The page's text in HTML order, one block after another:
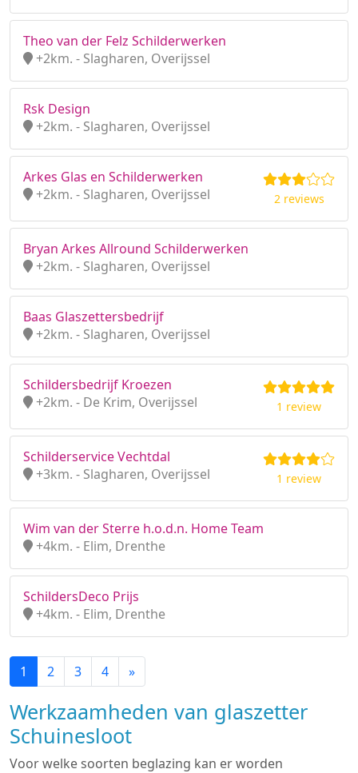
Theo van der Felz Schilderwerken
+2km. - Slagharen, Overijssel
Rsk Design
+2km. - Slagharen, Overijssel
Arkes Glas en Schilderwerken
+2km. - Slagharen, Overijssel
2 reviews
Bryan Arkes Allround Schilderwerken
+2km. - Slagharen, Overijssel
Baas Glaszettersbedrijf
+2km. - Slagharen, Overijssel
Schildersbedrijf Kroezen
+2km. - De Krim, Overijssel
1 review
Schilderservice Vechtdal
+3km. - Slagharen, Overijssel
1 review
Wim van der Sterre h.o.d.n. Home Team
+4km. - Elim, Drenthe
SchildersDeco Prijs
+4km. - Elim, Drenthe
1 2 3 4 »
Werkzaamheden van glaszetter
Schuinesloot
Voor welke soorten beglazing kan er worden